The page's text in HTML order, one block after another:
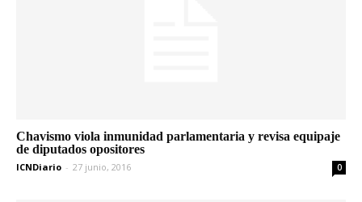
Chavismo viola inmunidad parlamentaria y revisa equipaje
de diputados opositores
ICNDiario - 27 junio, 2016 0